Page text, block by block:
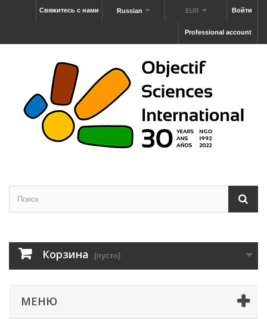
Войти
EUR
Russian
Свяжитесь с нами
Professional account
Корзина (пусто)
МЕНЮ